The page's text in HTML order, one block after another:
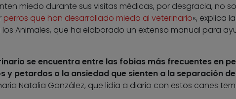
miedo durante sus visitas médicas, por desgracia, no
perros que han desarrollado miedo al veterinario«, explica
Animales, que ha elaborado un extenso manual para
se encuentra entre las fobias más frecuentes en
y petardos o la ansiedad que sienten a la separación
Natalia González, que lidia a diario con estos canes